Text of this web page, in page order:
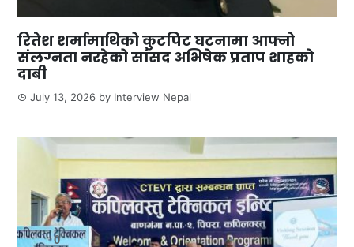
रितेश शर्मामाथिको कुटपिट घटनामा आफ्नो
संलग्नता नरहेको सांसद अभिषेक प्रताप शाहको
दाबी
July 13, 2026 by Interview Nepal
0